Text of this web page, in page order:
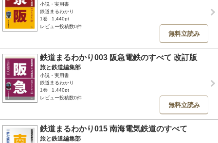
小説・実用書
鉄道まるわかり
1巻
1,440pt
レビュー投稿数0件
無料立読み
鉄道まるわかり003 阪急電鉄のすべて 改訂版
旅と鉄道編集部
小説・実用書
鉄道まるわかり
1巻
1,440pt
レビュー投稿数0件
無料立読み
鉄道まるわかり015 南海電気鉄道のすべて
旅と鉄道編集部